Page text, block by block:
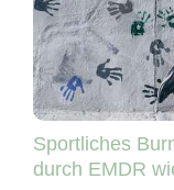
Sportliches
durch EMDR